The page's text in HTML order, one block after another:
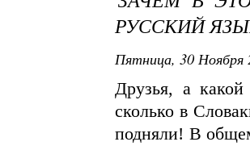
РУССКИЙ
Пятница, 30 Ноября
Друзья, а
сколько в
подняли! В